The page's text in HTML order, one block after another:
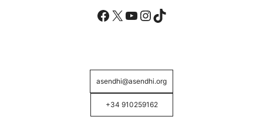
Facebook
X YouTube
Instagram
TikTok
asendhi@asendhi.org
+34 910259162